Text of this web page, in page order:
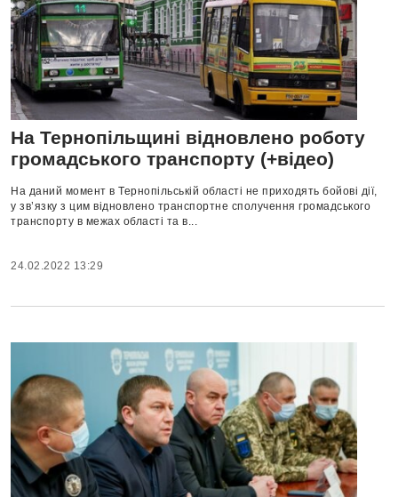
На Тернопільщині відновлено роботу
громадського транспорту (+відео)
На даний момент в Тернопільській області не приходять бойові дії,
у зв’язку з цим відновлено транспортне сполучення громадського
транспорту в межах області та в...
24.02.2022 13:29